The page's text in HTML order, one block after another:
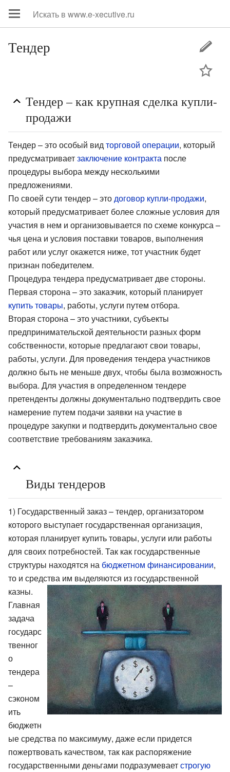
Тендер
Тендер – как крупная сделка купли-
продажи
Тендер – это особый видторговой операции, который
предусматриваетзаключение контракта после
процедуры выбора между несколькими
предложениями.
По своей сути тендер – этодоговор купли-продажи,
который предусматривает более сложные условия для
участия в нем и организовывается по схеме конкурса –
чья цена и условия поставки товаров, выполнения
работ или услуг окажется ниже, тот участник будет
признан победителем.
Процедура тендера предусматривает две стороны.
Первая сторона – это заказчик, который планирует
купить товары, работы, услуги путем отбора.
Вторая сторона – это участники, субъекты
предпринимательской деятельности разных форм
собственности, которые предлагают свои товары,
работы, услуги. Для проведения тендера участников
должно быть не меньше двух, чтобы была возможность
выбора. Для участия в определенном тендере
претенденты должны документально подтвердить свое
намерение путем подачи заявки на участие в
процедуре закупки и подтвердить документально свое
соответствие требованиям заказчика.
Виды тендеров
1) Государственный заказ – тендер, организатором
которого выступает государственная организация,
которая планирует купить товары, услуги или работы
для своих потребностей. Так как государственные
структуры находятся на бюджетном финансировании,
то и средства им выделяются из государственной
казны.
Главная
задача
государс
твенног
о
тендера
–
сэконом
ить
бюджетн
ые средства по максимуму, даже если придется
пожертвовать качеством, так как распоряжение
государственными деньгами подразумеваетстрогую